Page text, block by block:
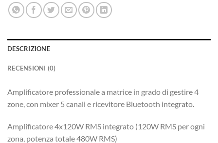
DESCRIZIONE
RECENSIONI (0)
Amplificatore professionale a matrice in grado di gestire 4
zone, con mixer 5 canali e ricevitore Bluetooth integrato.
Amplificatore 4x120W RMS integrato (120W RMS per ogni
zona, potenza totale 480W RMS)